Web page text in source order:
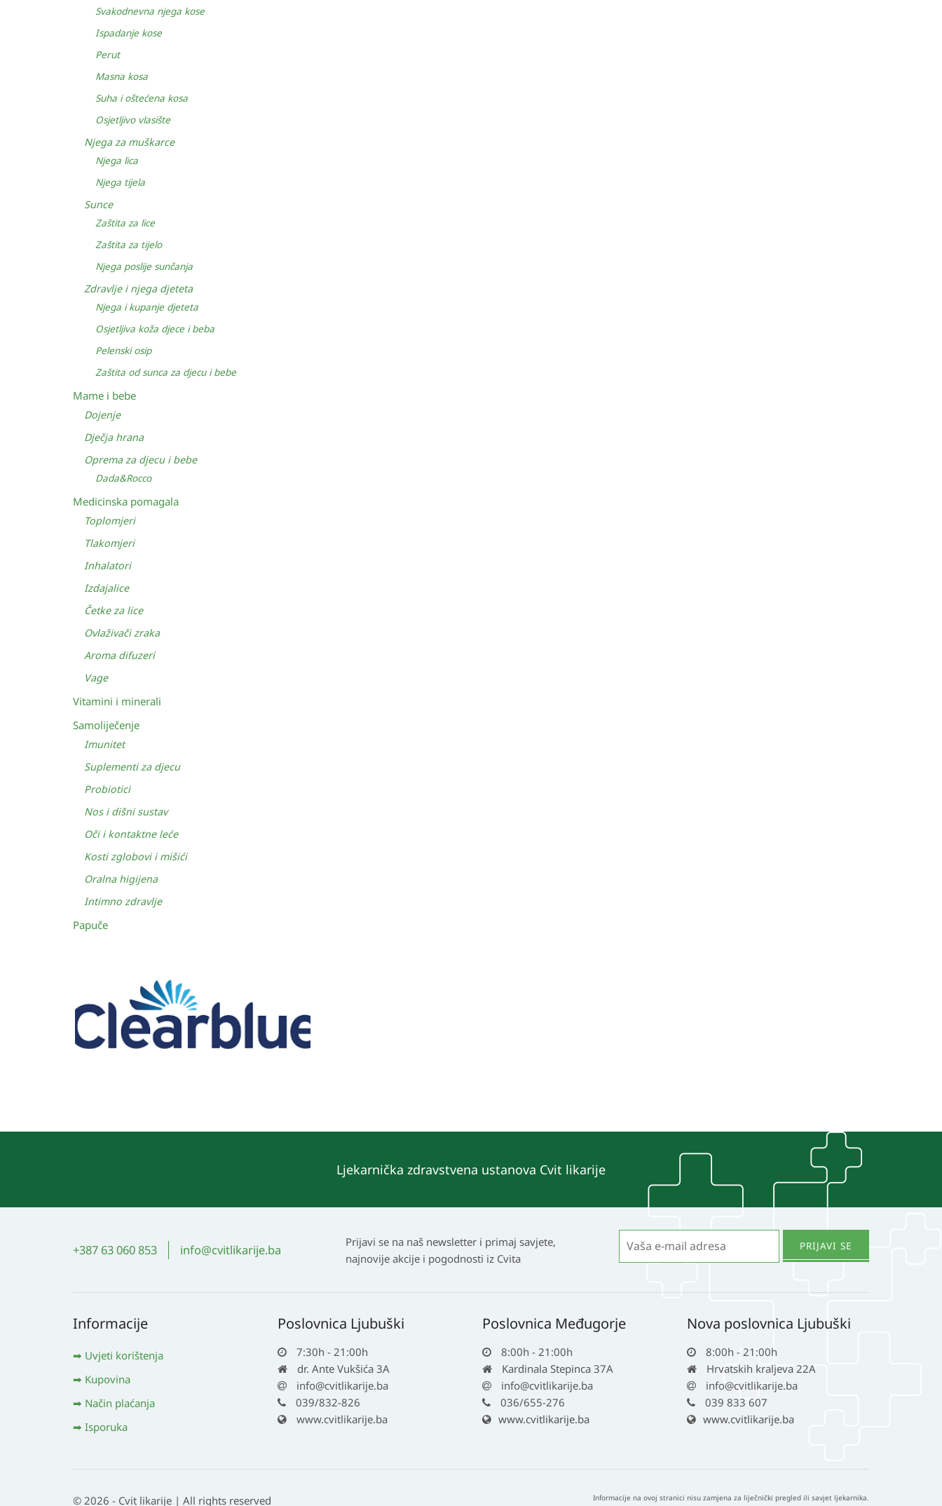
Svakodnevna njega kose
Ispadanje kose
Perut
Masna kosa
Suha i oštećena kosa
Osjetljivo vlasište
Njega za muškarce
Njega lica
Njega tijela
Sunce
Zaštita za lice
Zaštita za tijelo
Njega poslije sunčanja
Zdravlje i njega djeteta
Njega i kupanje djeteta
Osjetljiva koža djece i beba
Pelenski osip
Zaštita od sunca za djecu i bebe
Mame i bebe
Dojenje
Dječja hrana
Oprema za djecu i bebe
Dada&Rocco
Medicinska pomagala
Toplomjeri
Tlakomjeri
Inhalatori
Izdajalice
Četke za lice
Ovlaživači zraka
Aroma difuzeri
Vage
Vitamini i minerali
Samoliječenje
Imunitet
Suplementi za djecu
Probiotici
Nos i dišni sustav
Oči i kontaktne leće
Kosti zglobovi i mišići
Oralna higijena
Intimno zdravlje
Papuče
Ljekarnička zdravstvena ustanova Cvit likarije
+387 63 060 853 info@cvitlikarije.ba
Prijavi se na naš newsletter i primaj savjete,
najnovije akcije i pogodnosti iz Cvita
Informacije
Uvjeti korištenja
Kupovina
Način plaćanja
Isporuka
Poslovnica Ljubuški
7:30h - 21:00h
dr. Ante Vukšića 3A
info@cvitlikarije.ba
039/832-826
www.cvitlikarije.ba
Poslovnica Međugorje
8:00h - 21:00h
Kardinala Stepinca 37A
info@cvitlikarije.ba
036/655-276
www.cvitlikarije.ba
Nova poslovnica Ljubuški
8:00h - 21:00h
Hrvatskih kraljeva 22A
info@cvitlikarije.ba
039 833 607
www.cvitlikarije.ba
© 2026 - Cvit likarije | All rights reserved
Informacije na ovoj stranici nisu zamjena za liječnički pregled ili savjet ljekarnika.